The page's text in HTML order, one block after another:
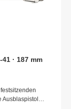
· 187 mm
Ausblaspistole